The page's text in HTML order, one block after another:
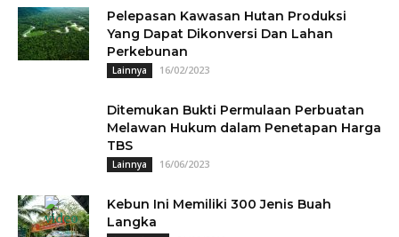
Pelepasan Kawasan Hutan Produksi
Yang Dapat Dikonversi Dan Lahan
Perkebunan
Lainnya 16/02/2023
Ditemukan Bukti Permulaan Perbuatan
Melawan Hukum dalam Penetapan Harga
TBS
Lainnya 16/06/2023
Kebun Ini Memiliki 300 Jenis Buah
Langka